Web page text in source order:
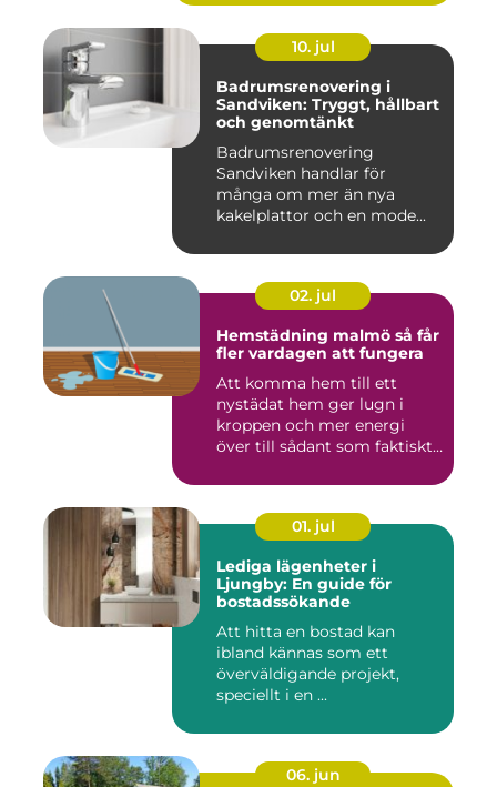
10. jul
Badrumsrenovering i
Sandviken: Tryggt, hållbart
och genomtänkt
Badrumsrenovering
Sandviken handlar för
många om mer än nya
kakelplattor och en mode...
02. jul
Hemstädning malmö så får
fler vardagen att fungera
Att komma hem till ett
nystädat hem ger lugn i
kroppen och mer energi
över till sådant som faktiskt
01. jul
Lediga lägenheter i
Ljungby: En guide för
bostadssökande
Att hitta en bostad kan
ibland kännas som ett
överväldigande projekt,
speciellt i en ...
06. jun